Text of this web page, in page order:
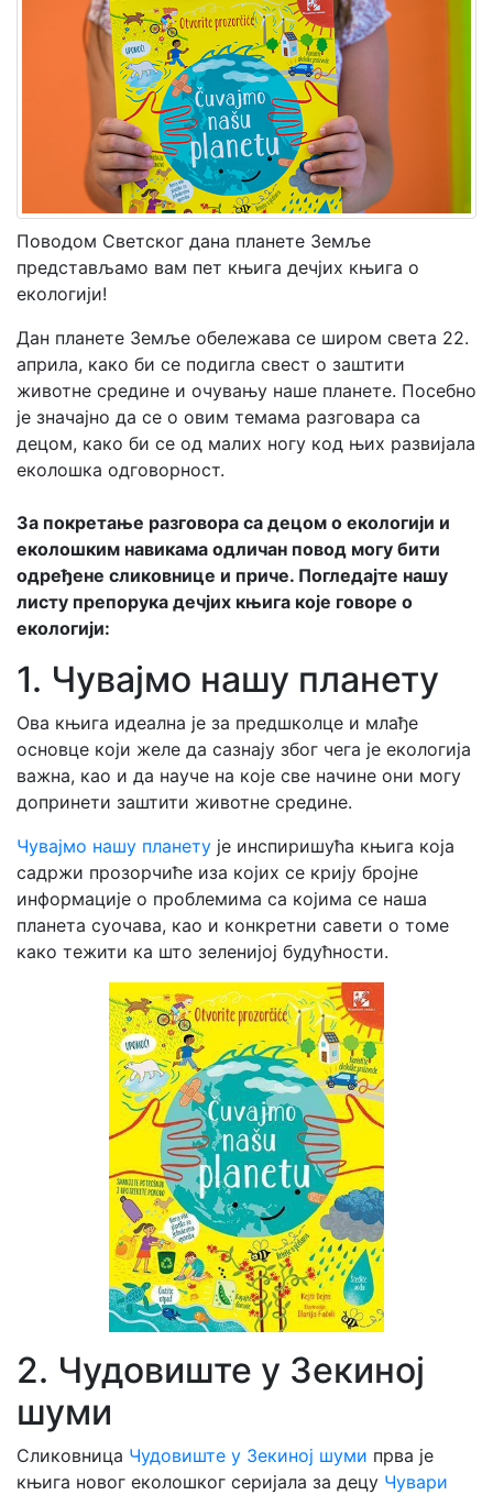
налог
Поводом Светског дана планете Земље
представљамо вам пет књига дечјих књига о
екологији!
Дан планете Земље обележава се широм света 22.
априла, како би се подигла свест о заштити
животне средине и очувању наше планете. Посебно
је значајно да се о овим темама разговара са
децом, како би се од малих ногу код њих развијала
еколошка одговорност.
За покретање разговора са децом о екологији и
еколошким навикама одличан повод могу бити
одређене сликовнице и приче. Погледајте нашу
листу препорука дечјих књига које говоре о
екологији:
1. Чувајмо нашу планету
Ова књига идеална је за предшколце и млађе
основце који желе да сазнају због чега је екологија
важна, као и да науче на које све начине они могу
допринети заштити животне средине.
Чувајмо нашу планету је инспиришућа књига која
садржи прозорчиће иза којих се крију бројне
информације о проблемима са којима се наша
планета суочава, као и конкретни савети о томе
како тежити ка што зеленијој будућности.
2. Чудовиште у Зекиној
шуми
Сликовница Чудовиште у Зекиној шуми прва је
књига новог еколошког серијала за децу Чувари